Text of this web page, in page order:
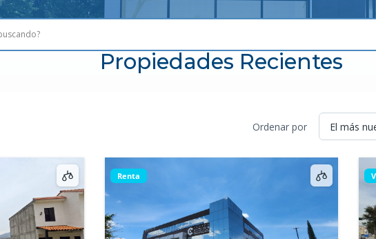
Propiedades Recientes
Ordenar por
Renta